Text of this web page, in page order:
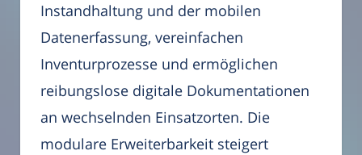
Instandhaltung und der mobilen
Datenerfassung, vereinfachen
Inventurprozesse und ermöglichen
reibungslose digitale Dokumentationen
an wechselnden Einsatzorten. Die
modulare Erweiterbarkeit steigert